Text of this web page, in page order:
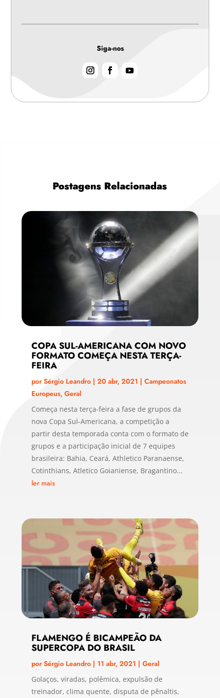
Siga-nos
Postagens Relacionadas
COPA SUL-AMERICANA COM NOVO
FORMATO COMEÇA NESTA TERÇA-
FEIRA
porSérgio Leandro| 20 abr, 2021 | Campeonatos
Europeus, Geral
Começa nesta terça-feira a fase de grupos da
nova Copa Sul-Americana, a competição a
partir desta temporada conta com o formato de
grupos e a participação inicial de 7 equipes
brasileira: Bahia, Ceará, Athletico Paranaense,
Cotinthians, Atletico Goianiense, Bragantino...
ler mais
FLAMENGO É BICAMPEÃO DA
SUPERCOPA DO BRASIL
porSérgio Leandro| 11 abr, 2021 | Geral
Golaços, viradas, polêmica, expulsão de
treinador, clima quente, disputa de pênaltis,